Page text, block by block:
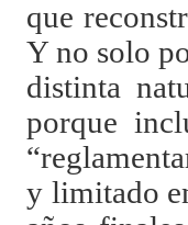
que
Y no solo
distinta
porque
y limitado